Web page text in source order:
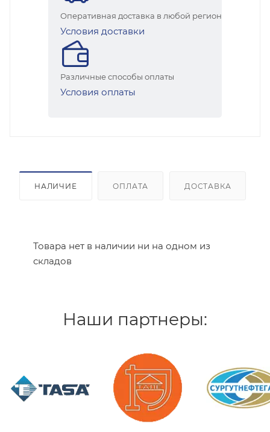
Оперативная доставка в любой регион
Условия доставки
Различные способы оплаты
Условия оплаты
НАЛИЧИЕ ОПЛАТА ДОСТАВКА
Товара нет в наличии ни на одном из
складов
Наши партнеры: